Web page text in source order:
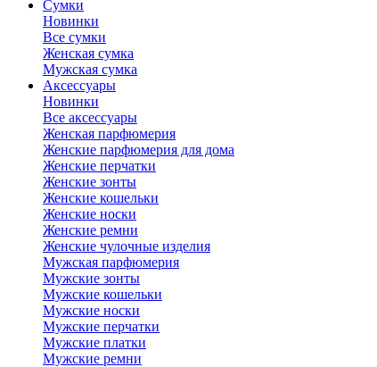
Сумки
Новинки
Все сумки
Женская сумка
Мужская сумка
Аксессуары
Новинки
Все аксессуары
Женская парфюмерия
Женские парфюмерия для дома
Женские перчатки
Женские зонты
Женские кошельки
Женские носки
Женские ремни
Женские чулочные изделия
Мужская парфюмерия
Мужские зонты
Мужские кошельки
Мужские носки
Мужские перчатки
Мужские платки
Мужские ремни